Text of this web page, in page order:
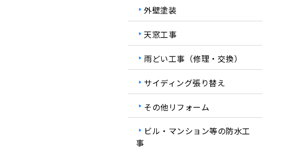
外壁塗装
天窓工事
雨どい工事（修理・交換）
サイディング張り替え
その他リフォーム
ビル・マンション等の防水工
事